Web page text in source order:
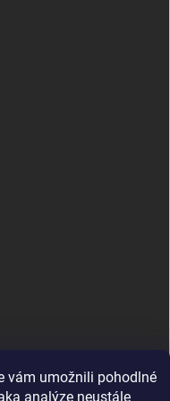
vám umožnili pohodlné
analýze neustále